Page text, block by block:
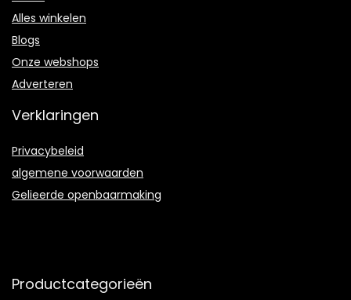
Alles winkelen
Blogs
Onze webshops
Adverteren
Verklaringen
Privacybeleid
algemene voorwaarden
Gelieerde openbaarmaking
Productcategorieën